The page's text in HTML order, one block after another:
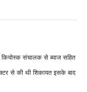
संचालक से ब्याज सहित
से की थी शिकायत इसके बाद